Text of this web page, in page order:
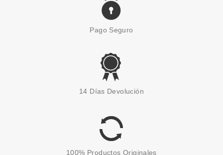
Pago Seguro
14 Días Devolución
100% Productos Originales